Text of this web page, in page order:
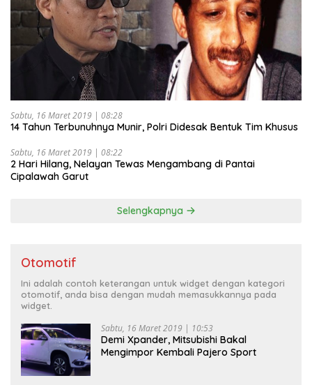
Sabtu, 16 Maret 2019 | 08:28
14 Tahun Terbunuhnya Munir, Polri Didesak Bentuk Tim Khusus
Sabtu, 16 Maret 2019 | 08:22
2 Hari Hilang, Nelayan Tewas Mengambang di Pantai
Cipalawah Garut
Selengkapnya
Otomotif
Ini adalah contoh keterangan untuk widget dengan kategori
otomotif, anda bisa dengan mudah memasukkannya pada
widget.
Sabtu, 16 Maret 2019 | 10:53
Demi Xpander, Mitsubishi Bakal
Mengimpor Kembali Pajero Sport